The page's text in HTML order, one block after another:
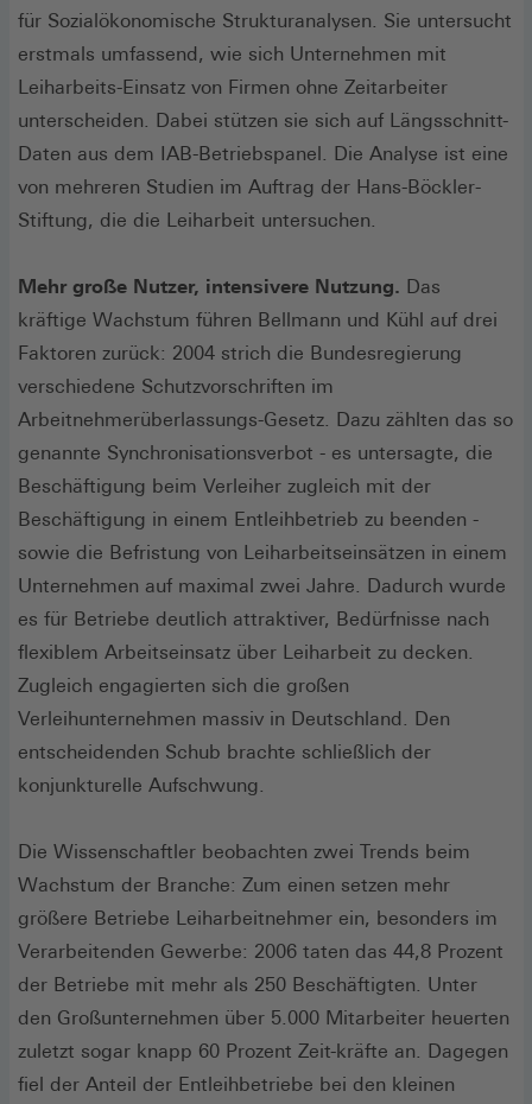
für Sozialökonomische Strukturanalysen. Sie untersucht
erstmals umfassend, wie sich Unternehmen mit
Leiharbeits-Einsatz von Firmen ohne Zeitarbeiter
unterscheiden. Dabei stützen sie sich auf Längsschnitt-
Daten aus dem IAB-Betriebspanel. Die Analyse ist eine
von mehreren Studien im Auftrag der Hans-Böckler-
Stiftung, die die Leiharbeit untersuchen.
Mehr große Nutzer, intensivere Nutzung. Das
kräftige Wachstum führen Bellmann und Kühl auf drei
Faktoren zurück: 2004 strich die Bundesregierung
verschiedene Schutzvorschriften im
Arbeitnehmerüberlassungs-Gesetz. Dazu zählten das so
genannte Synchronisationsverbot - es untersagte, die
Beschäftigung beim Verleiher zugleich mit der
Beschäftigung in einem Entleihbetrieb zu beenden -
sowie die Befristung von Leiharbeitseinsätzen in einem
Unternehmen auf maximal zwei Jahre. Dadurch wurde
es für Betriebe deutlich attraktiver, Bedürfnisse nach
flexiblem Arbeitseinsatz über Leiharbeit zu decken.
Zugleich engagierten sich die großen
Verleihunternehmen massiv in Deutschland. Den
entscheidenden Schub brachte schließlich der
konjunkturelle Aufschwung.
Die Wissenschaftler beobachten zwei Trends beim
Wachstum der Branche: Zum einen setzen mehr
größere Betriebe Leiharbeitnehmer ein, besonders im
Verarbeitenden Gewerbe: 2006 taten das 44,8 Prozent
der Betriebe mit mehr als 250 Beschäftigten. Unter
den Großunternehmen über 5.000 Mitarbeiter heuerten
zuletzt sogar knapp 60 Prozent Zeit-kräfte an. Dagegen
fiel der Anteil der Entleihbetriebe bei den kleinen